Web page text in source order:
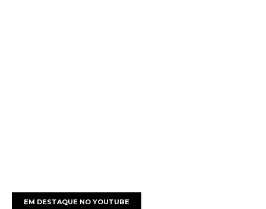
EM DESTAQUE NO YOUTUBE